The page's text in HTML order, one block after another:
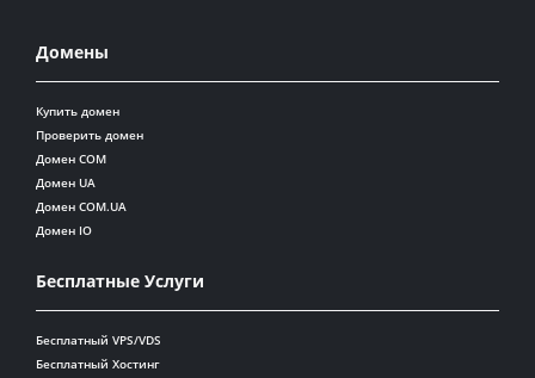
Домены
Купить домен
Проверить домен
Домен COM
Домен UA
Домен COM.UA
Домен IO
Бесплатные Услуги
Бесплатный VPS/VDS
Бесплатный Хостинг